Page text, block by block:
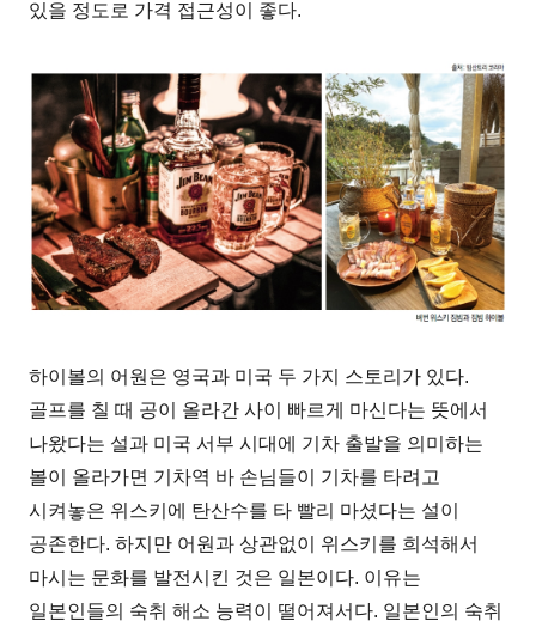
있을 정도로 가격 접근성이 좋다.
하이볼의 어원은 영국과 미국 두 가지 스토리가 있다.
골프를 칠 때 공이 올라간 사이 빠르게 마신다는 뜻에서
나왔다는 설과 미국 서부 시대에 기차 출발을 의미하는
볼이 올라가면 기차역 바 손님들이 기차를 타려고
시켜놓은 위스키에 탄산수를 타 빨리 마셨다는 설이
공존한다. 하지만 어원과 상관없이 위스키를 희석해서
마시는 문화를 발전시킨 것은 일본이다. 이유는
일본인들의 숙취 해소 능력이 떨어져서다. 일본인의 숙취